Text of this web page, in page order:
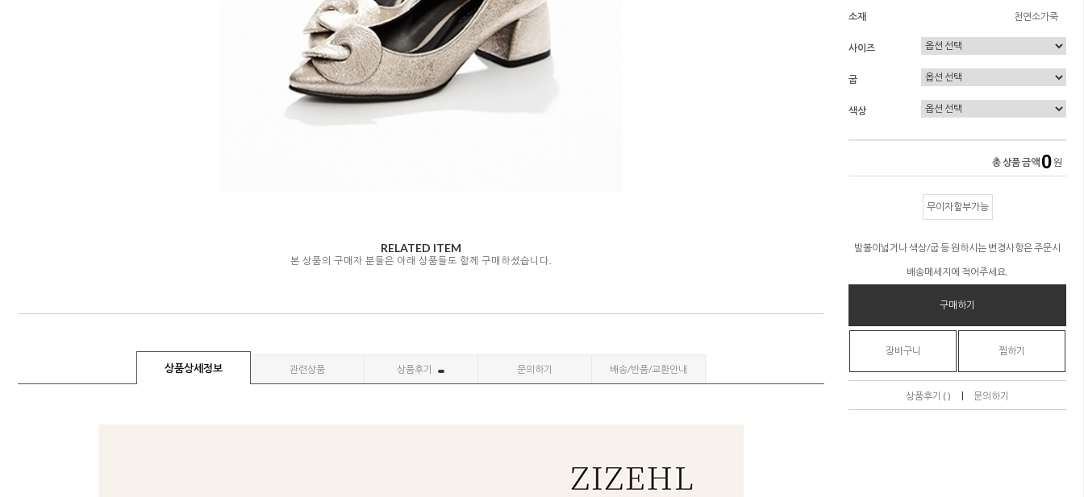
RELATED ITEM
본 상품의 구매자 분들은 아래 상품들도 함께 구매하셨습니다.
상품상세정보 관련상품 상품후기 문의하기 배송/반품/교환안내
소재
천연소가죽
사이즈
굽
색상
총 상품 금액 0 원
무이자할부가능
발볼이넓거나 색상/굽 등 원하시는 변경사항은 주문시
배송메세지에 적어주세요.
구매하기
장바구니 찜하기
상품후기 ( ) | 문의하기